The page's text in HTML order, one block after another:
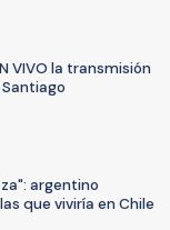
VIVO la transmisión
argentino
que viviría en Chile